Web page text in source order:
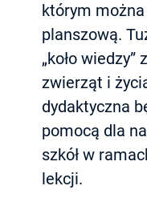
którym
planszową.
„koło
zwierząt i
dydaktyczna
pomocą dla
szkół w
lekcji.